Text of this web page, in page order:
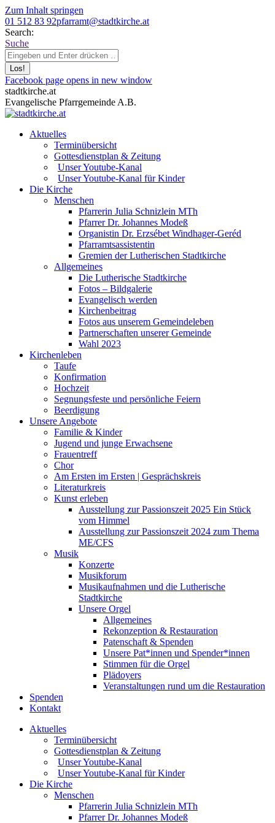
Zum Inhalt springen
01 512 83 92pfarramt@stadtkirche.at
Search:
Suche
Facebook page opens in new window
stadtkirche.at
Evangelische Pfarrgemeinde A.B.
Aktuelles
Terminübersicht
Gottesdienstplan & Zeitung
Unser Youtube-Kanal
Unser Youtube-Kanal für Kinder
Die Kirche
Menschen
Pfarrerin Julia Schnizlein MTh
Pfarrer Dr. Johannes Modeß
Organistin Dr. Erzsébet Windhager-Geréd
Pfarramtsassistentin
Gremien der Lutherischen Stadtkirche
Allgemeines
Die Lutherische Stadtkirche
Fotos – Bildgalerie
Evangelisch werden
Kirchenbeitrag
Fotos aus unserem Gemeindeleben
Partnerschaften unserer Gemeinde
Wahl 2023
Kirchenleben
Taufe
Konfirmation
Hochzeit
Segnungsfeste und persönliche Feiern
Beerdigung
Unsere Angebote
Familie & Kinder
Jugend und junge Erwachsene
Frauentreff
Chor
Am Ersten im Ersten | Gesprächskreis
Literaturkreis
Kunst erleben
Ausstellung zur Passionszeit 2025 Ein Stück
vom Himmel
Ausstellung zur Passionszeit 2024 zum Thema
ME/CFS
Musik
Konzerte
Musikforum
Musikaufnahmen und die Lutherische
Stadtkirche
Unsere Orgel
Allgemeines
Rekonzeption & Restauration
Patenschaft & Spenden
Unsere Pat*innen und Spender*innen
Stimmen für die Orgel
Plädoyers
Veranstaltungen rund um die Restauration
Spenden
Kontakt
Aktuelles
Terminübersicht
Gottesdienstplan & Zeitung
Unser Youtube-Kanal
Unser Youtube-Kanal für Kinder
Die Kirche
Menschen
Pfarrerin Julia Schnizlein MTh
Pfarrer Dr. Johannes Modeß